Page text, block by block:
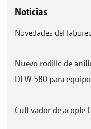
Noticias
Novedades del
Nuevo rodillo de
DFW 580 para
Cultivador de acople